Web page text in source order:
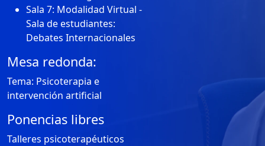
Sala 7: Modalidad Virtual -
Sala de estudiantes:
Debates Internacionales
Mesa redonda:
Tema: Psicoterapia e
intervención artificial
Ponencias libres
Talleres psicoterapéuticos